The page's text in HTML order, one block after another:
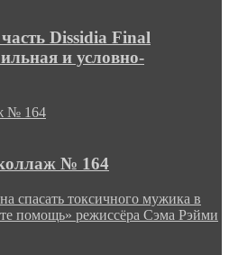
Dissidia Final
и условно-
№ 164
№ 164
спасать токсичного мужика в
помощь» режиссёра Сэма Рэйми